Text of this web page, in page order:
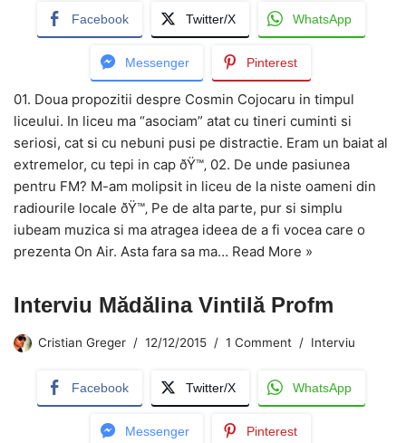
Facebook Twitter/X WhatsApp
Messenger Pinterest
01. Doua propozitii despre Cosmin Cojocaru in timpul
liceului. In liceu ma “asociam” atat cu tineri cuminti si
seriosi, cat si cu nebuni pusi pe distractie. Eram un baiat al
extremelor, cu tepi in cap ðŸ™‚ 02. De unde pasiunea
pentru FM? M-am molipsit in liceu de la niste oameni din
radiourile locale ðŸ™‚ Pe de alta parte, pur si simplu
iubeam muzica si ma atragea ideea de a fi vocea care o
prezenta On Air. Asta fara sa ma… Read More »
Interviu Mădălina Vintilă Profm
Cristian Greger 12/12/2015 1 Comment Interviu
Facebook Twitter/X WhatsApp
Messenger Pinterest